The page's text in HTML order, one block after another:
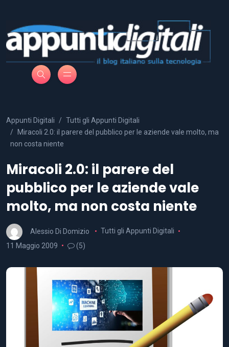
Appunti Digitali
Tutti gli Appunti Digitali
Miracoli 2.0: il parere del pubblico per le aziende vale molto, ma
non costa niente
Miracoli 2.0: il parere del
pubblico per le aziende vale
molto, ma non costa niente
Alessio Di Domizio
Tutti gli Appunti Digitali
11 Maggio 2009
(5)